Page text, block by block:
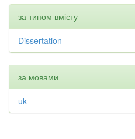
за типом вмісту
Dissertation
за мовами
uk